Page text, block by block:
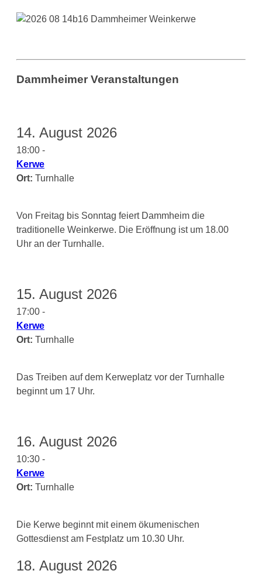
Dammheimer Veranstaltungen
14. August 2026
18:00 -
Kerwe
Ort: Turnhalle
Von Freitag bis Sonntag feiert Dammheim die
traditionelle Weinkerwe. Die Eröffnung ist um 18.00
Uhr an der Turnhalle.
15. August 2026
17:00 -
Kerwe
Ort: Turnhalle
Das Treiben auf dem Kerweplatz vor der Turnhalle
beginnt um 17 Uhr.
16. August 2026
10:30 -
Kerwe
Ort: Turnhalle
Die Kerwe beginnt mit einem ökumenischen
Gottesdienst am Festplatz um 10.30 Uhr.
18. August 2026